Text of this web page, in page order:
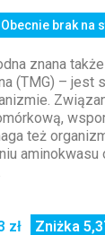
Obecnie brak na
znana
(TMG) – jest
też
aminokwasu
zł Zniżka